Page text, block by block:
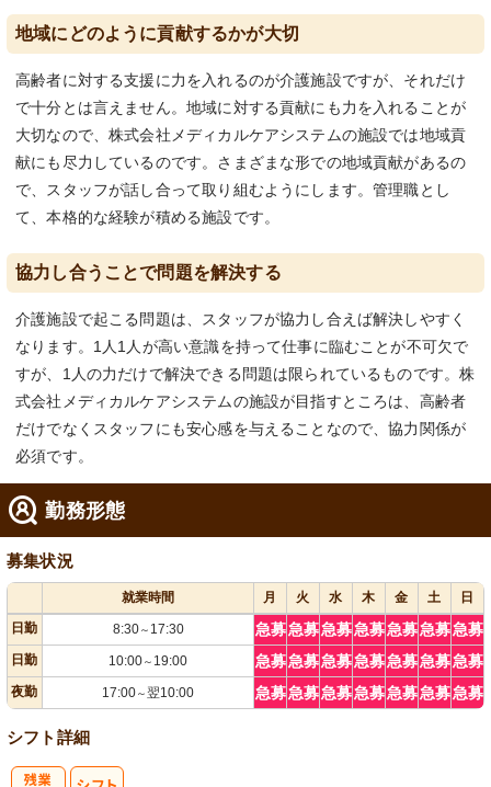
地域にどのように貢献するかが大切
高齢者に対する支援に力を入れるのが介護施設ですが、それだけ
で十分とは言えません。地域に対する貢献にも力を入れることが
大切なので、株式会社メディカルケアシステムの施設では地域貢
献にも尽力しているのです。さまざまな形での地域貢献があるの
で、スタッフが話し合って取り組むようにします。管理職とし
て、本格的な経験が積める施設です。
協力し合うことで問題を解決する
介護施設で起こる問題は、スタッフが協力し合えば解決しやすく
なります。1人1人が高い意識を持って仕事に臨むことが不可欠で
すが、1人の力だけで解決できる問題は限られているものです。株
式会社メディカルケアシステムの施設が目指すところは、高齢者
だけでなくスタッフにも安心感を与えることなので、協力関係が
必須です。
勤務形態
募集状況
就業時間 月 火 水 木 金 土
日
日勤
8:30～ 17:30 急募急募急募急募急募急募急募
日勤 10:00～ 19:00 急募急募急募急募急募急募急募
夜勤 17:00～翌10:00 急募急募急募急募急募急募急募
シフト詳細